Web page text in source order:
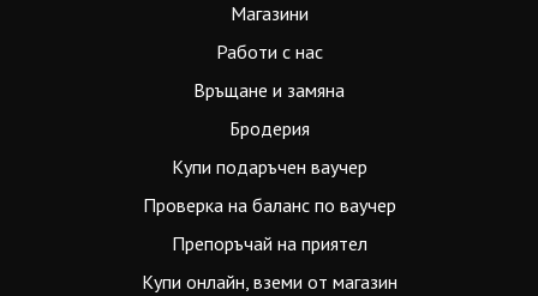
Магазини
Работи с нас
Връщане и замяна
Бродерия
Купи подаръчен ваучер
Проверка на баланс по ваучер
Препоръчай на приятел
Купи онлайн, вземи от магазин